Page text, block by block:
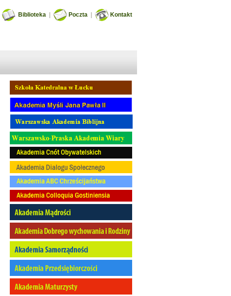
Biblioteka Poczta Kontakt